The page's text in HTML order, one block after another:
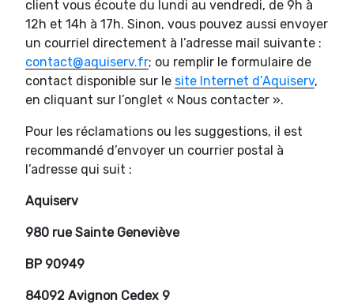
client vous écoute du lundi au vendredi, de 9h à
12h et 14h à 17h. Sinon, vous pouvez aussi envoyer
un courriel directement à l’adresse mail suivante :
contact@aquiserv.fr; ou remplir le formulaire de
contact disponible sur le site Internet d’Aquiserv,
en cliquant sur l’onglet « Nous contacter ».
Pour les réclamations ou les suggestions, il est
recommandé d’envoyer un courrier postal à
l’adresse qui suit :
Aquiserv
980 rue Sainte Geneviève
BP 90949
84092 Avignon Cedex 9